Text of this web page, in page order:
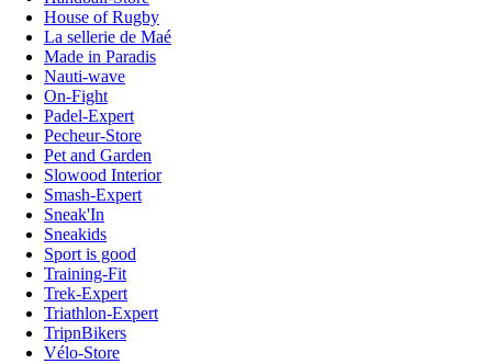
House of Rugby
La sellerie de Maé
Made in Paradis
Nauti-wave
On-Fight
Padel-Expert
Pecheur-Store
Pet and Garden
Slowood Interior
Smash-Expert
Sneak'In
Sneakids
Sport is good
Training-Fit
Trek-Expert
Triathlon-Expert
TripnBikers
Vélo-Store